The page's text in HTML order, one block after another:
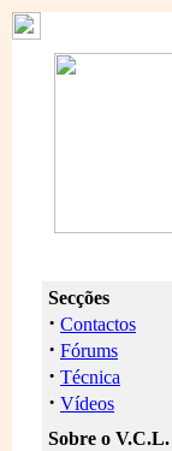
Secções
· Contactos
· Fórums
· Técnica
· Vídeos
Sobre o V.C.L.